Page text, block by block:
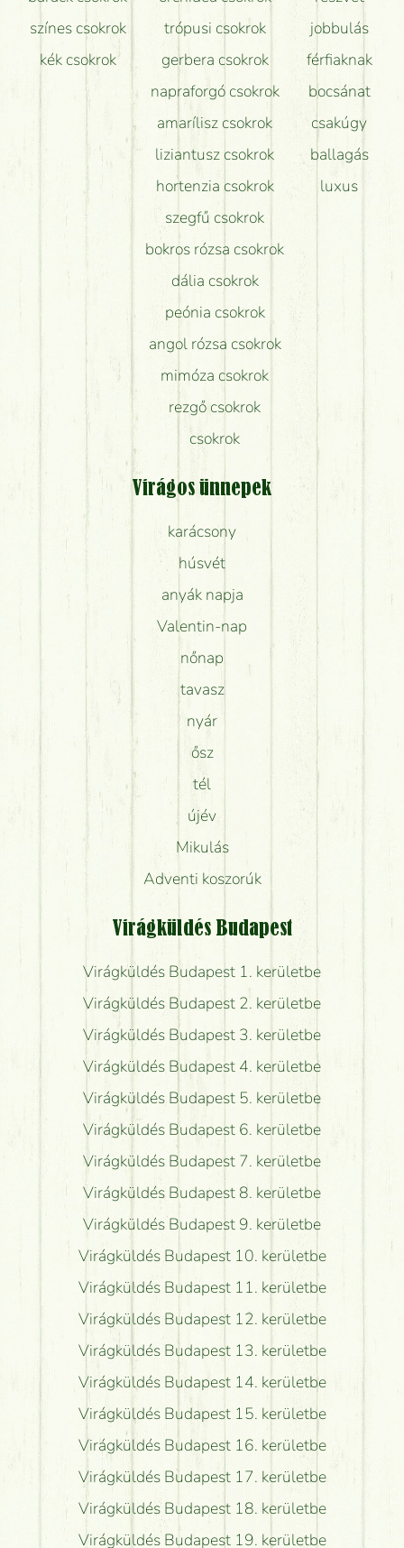
színes csokrok
kék csokrok
trópusi csokrok
gerbera csokrok
napraforgó csokrok
amarílisz csokrok
liziantusz csokrok
hortenzia csokrok
szegfű csokrok
bokros rózsa csokrok
dália csokrok
peónia csokrok
angol rózsa csokrok
mimóza csokrok
rezgő csokrok
csokrok
jobbulás
férfiaknak
bocsánat
csakúgy
ballagás
luxus
Virágos ünnepek
karácsony
húsvét
anyák napja
Valentin-nap
nőnap
tavasz
nyár
ősz
tél
újév
Mikulás
Adventi koszorúk
Virágküldés Budapest
Virágküldés Budapest 1. kerületbe
Virágküldés Budapest 2. kerületbe
Virágküldés Budapest 3. kerületbe
Virágküldés Budapest 4. kerületbe
Virágküldés Budapest 5. kerületbe
Virágküldés Budapest 6. kerületbe
Virágküldés Budapest 7. kerületbe
Virágküldés Budapest 8. kerületbe
Virágküldés Budapest 9. kerületbe
Virágküldés Budapest 10. kerületbe
Virágküldés Budapest 11. kerületbe
Virágküldés Budapest 12. kerületbe
Virágküldés Budapest 13. kerületbe
Virágküldés Budapest 14. kerületbe
Virágküldés Budapest 15. kerületbe
Virágküldés Budapest 16. kerületbe
Virágküldés Budapest 17. kerületbe
Virágküldés Budapest 18. kerületbe
Virágküldés Budapest 19. kerületbe